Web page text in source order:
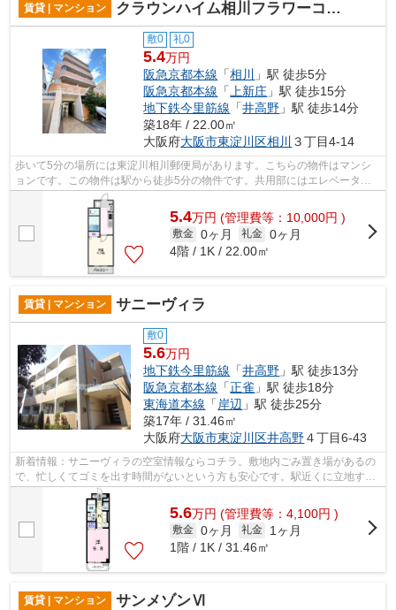
賃貸 | マンション クラウンハイム相川フラワーコート
敷0 礼0
5.4万円
阪急京都本線 「相川
」駅 徒歩5分
阪急京都本線 「 上新庄 」駅 徒歩15分
地下鉄今里筋線 「井高野 」駅 徒歩14分
築18年 / 22.00㎡
大阪府大阪市東淀川区相川 ３丁目4-14
歩いて5分の場所には東淀川相川郵便局があります。こちらの物件はマンシ
ョンです。この物件は駅から徒歩5分の物件です。共用部にはエレベータ・
敷地内ごみ置き場などが備わっておりと...
5.4万円 (管理費等：10,000円 )
敷金 0ヶ月 礼金 0ヶ月
4階 / 1K / 22.00㎡
賃貸 | マンション サニーヴィラ
敷0
5.6万円
地下鉄今里筋線 「井高野 」駅 徒歩13分
阪急京都本線 「正雀 」駅 徒歩18分
東海道本線 「 岸辺 」駅 徒歩25分
築17年 / 31.46㎡
大阪府大阪市東淀川区井高野４丁目6-43
新着情報：サニーヴィラの空室情報ならコチラ。敷地内ごみ置き場があるの
で、忙しくてゴミを出す時間がないという方も安心です。駅近くに立地する
物件で、徒歩13分程でアクセスできま...
5.6万円 (管理費等：4,100円 )
敷金 0ヶ月 礼金
1ヶ月
1階 / 1K / 31.46㎡
賃貸 | マンション サンメゾンⅥ